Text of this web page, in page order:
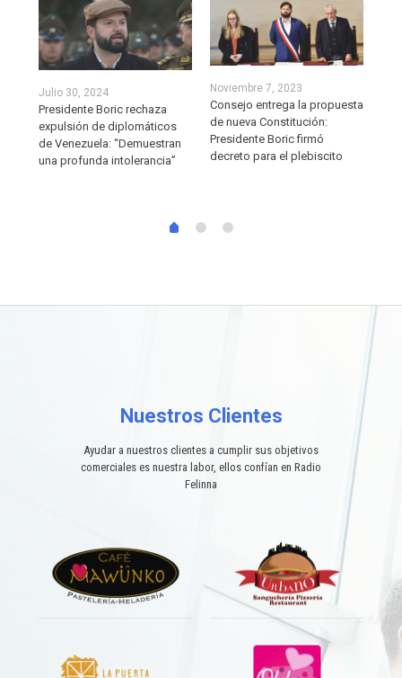
Julio 30, 2024
Presidente Boric rechaza
expulsión de diplomáticos
de Venezuela: “Demuestran
una profunda intolerancia”
Noviembre 7, 2023
Consejo entrega la propuesta
de nueva Constitución:
Presidente Boric firmó
decreto para el plebiscito
Nuestros Clientes
Ayudar a nuestros clientes a cumplir sus objetivos
comerciales es nuestra labor, ellos confían en Radio
Felinna